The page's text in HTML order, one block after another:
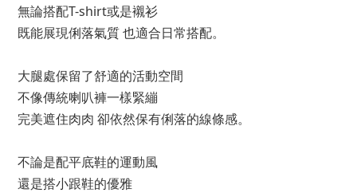
無論搭配T-shirt或是襯衫
既能展現俐落氣質 也適合日常搭配。
大腿處保留了舒適的活動空間
不像傳統喇叭褲一樣緊繃
完美遮住肉肉 卻依然保有俐落的線條感。
不論是配平底鞋的運動風
還是搭小跟鞋的優雅